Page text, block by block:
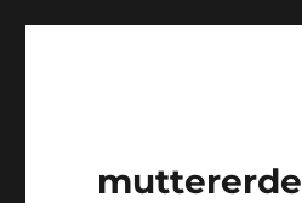
muttererde